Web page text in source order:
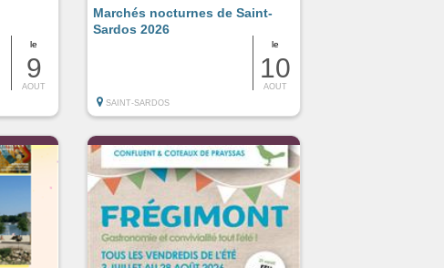
le
9
AOUT
le
10
AOUT
Marchés nocturnes de Saint-
Sardos 2026
SAINT-SARDOS